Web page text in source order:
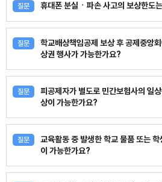
질문 휴대폰 분실ㆍ파손 사고의 보상한도
질문
학교배상책임공제 보상 후 공제중앙
상권 행사가 가능한가요?
질문
피공제자가 별도로 민간보험사의 일
상이 가능한가요?
질문
교육활동 중 발생한 학교 물품 또는
이 가능한가요?